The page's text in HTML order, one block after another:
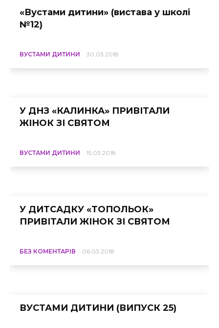
«Вустами дитини» (вистава у школі
№12)
ВУСТАМИ ДИТИНИ 30.03.2018
У ДНЗ «КАЛИНКА» ПРИВІТАЛИ
ЖІНОК ЗІ СВЯТОМ
ВУСТАМИ ДИТИНИ 15.03.2018
У ДИТСАДКУ «ТОПОЛЬОК»
ПРИВІТАЛИ ЖІНОК ЗІ СВЯТОМ
БЕЗ КОМЕНТАРІВ 06.03.2018
ВУСТАМИ ДИТИНИ (ВИПУСК 25)